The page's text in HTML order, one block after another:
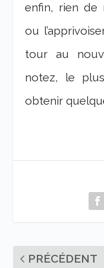
enfin, rien de
ou
tour au
notez, le
obtenir
PRÉCÉDENT